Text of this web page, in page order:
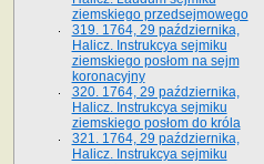
ziemskiego przedsejmowego
319. 1764, 29 października,
Halicz. Instrukcya sejmiku
ziemskiego posłom na sejm
koronacyjny
320. 1764, 29 października,
Halicz. Instrukcya sejmiku
ziemskiego posłom do króla
321. 1764, 29 października,
Halicz. Instrukcya sejmiku